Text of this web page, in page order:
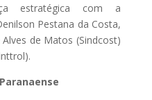
estratégica com a
Pestana da Costa,
de Matos (Sindcost)